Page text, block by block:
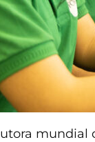
mundial